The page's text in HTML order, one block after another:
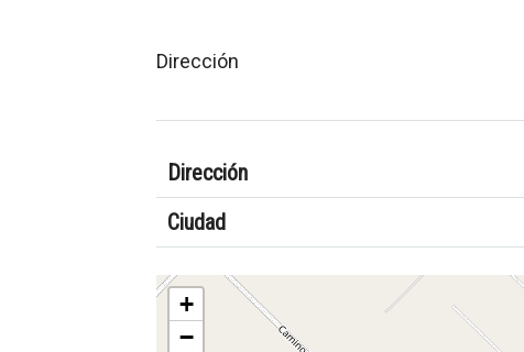
Dirección
Dirección
Ciudad
+
−